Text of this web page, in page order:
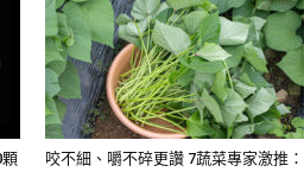
得好控制，而且頭暈的
麼症狀，一破裂了往往
心等重殘後遺症，30到
咬不細、嚼不碎更讚 7蔬菜專家激推：